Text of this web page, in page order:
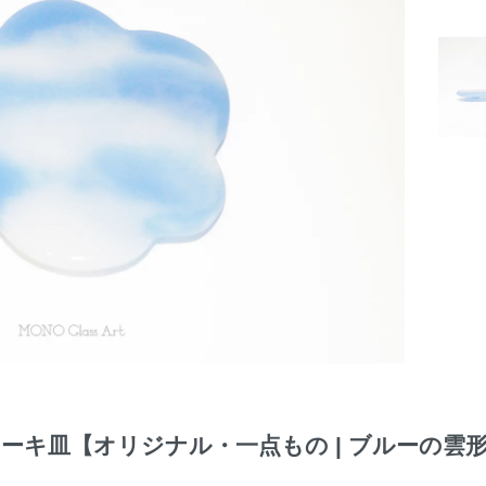
キ皿【オリジナル・一点もの | ブルーの雲